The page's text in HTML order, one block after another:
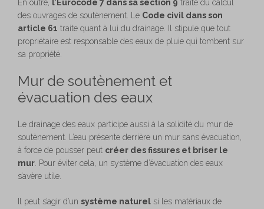
En outre, l’Eurocode 7 dans sa section 9 traite du calcul
des ouvrages de soutènement. Le Code civil dans son
article 61 traite quant à lui du drainage. Il stipule que tout
propriétaire est responsable des eaux de pluie qui tombent sur
sa propriété.
Mur de soutènement et
évacuation des eaux
Le drainage des eaux participe aussi à la solidité du mur de
soutènement. L’eau présente derrière un mur sans évacuation,
à force de pousser peut créer des fissures et briser le
mur. Pour éviter cela, un système d’évacuation des eaux
s’avère utile.
Il peut s’agir d’un système naturel si les matériaux de